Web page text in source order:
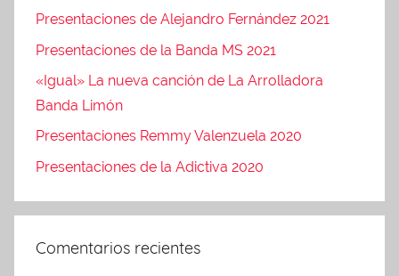
0
Presentaciones de Alejandro Fernández 2021
Presentaciones de la Banda MS 2021
«Igual» La nueva canción de La Arrolladora
Banda Limón
Presentaciones Remmy Valenzuela 2020
Presentaciones de la Adictiva 2020
Comentarios recientes